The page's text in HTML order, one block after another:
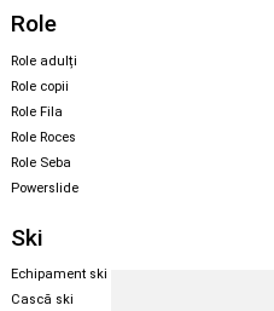
Role
Role adulți
Role copii
Role Fila
Role Roces
Role Seba
Powerslide
Ski
Echipament ski
Cască ski